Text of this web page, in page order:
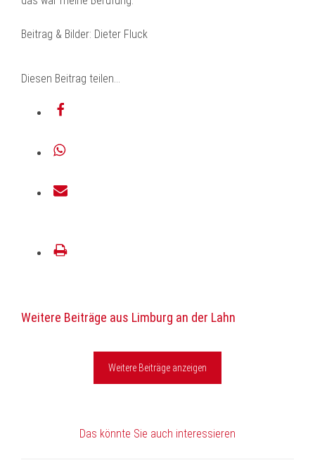
Beitrag & Bilder: Dieter Fluck
Diesen Beitrag teilen…
Weitere Beiträge aus Limburg an der Lahn
Weitere Beiträge anzeigen
Das könnte Sie auch interessieren